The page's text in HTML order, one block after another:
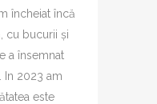
încheiat încă
cu bucurii și
a însemnat
In 2023 am
este